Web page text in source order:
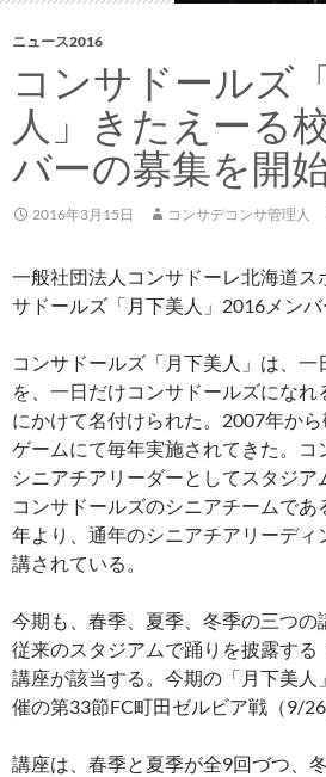
ニュース2016
コンサドールズ
人」きたえーる
バーの募集を開
2016年3月15日 コンサデコンサ管理人
一般社団法人コンサドーレ北海道ス
サドールズ「月下美人」2016メンバ
コンサドールズ「月下美人」は、一
を、一日だけコンサドールズになれ
にかけて名付けられた。2007年か
ゲームにて毎年実施されてきた。コ
シニアチアリーダーとしてスタジア
コンサドールズのシニアチームで
年より、通年のシニアチアリーディ
講されている。
今期も、春季、夏季、冬季の三つの
従来のスタジアムで踊りを披露する
講座が該当する。今期の「月下美人
催の第33節FC町田ゼルビア戦（9/26
講座は、春季と夏季が全9回づつ、